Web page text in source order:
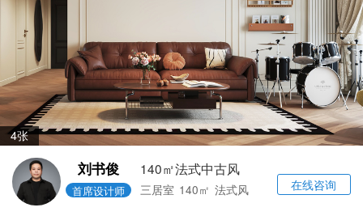
4张
刘书俊
首席设计师
140㎡法式中古风
三居室 140㎡ 法式风 在线咨询